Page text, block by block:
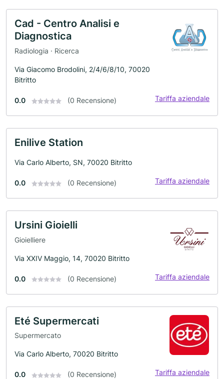
Cad - Centro Analisi e
Diagnostica
Radiologia · Ricerca
Via Giacomo Brodolini, 2/4/6/8/10, 70020
Bitritto
0.0 (0 Recensione) Tariffa aziendale
Enilive Station
Via Carlo Alberto, SN, 70020 Bitritto
0.0 (0 Recensione) Tariffa aziendale
Ursini Gioielli
Gioielliere
Via XXIV Maggio, 14, 70020 Bitritto
0.0 (0 Recensione) Tariffa aziendale
Eté Supermercati
Supermercato
Via Carlo Alberto, 70020 Bitritto
0.0 (0 Recensione) Tariffa aziendale